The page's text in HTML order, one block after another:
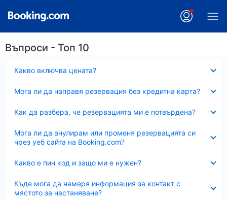
Въпроси - Топ 10
Какво включва цената?
Мога ли да направя резервация без кредитна карта?
Как да разбера, че резервацията ми е потвърдена?
Мога ли да анулирам или променя резервацията си
чрез уеб сайта на Booking.com?
Какво е пин код и защо ми е нужен?
Къде мога да намеря информация за контакт с
мястото за настаняване?